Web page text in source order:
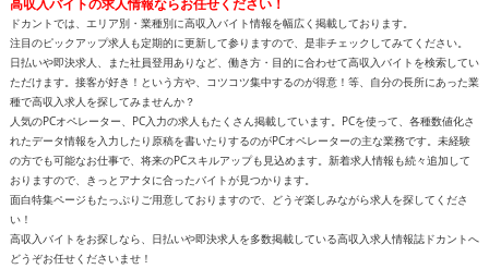
ドカントでは、エリア別・業種別に高収入バイト情報を幅広く掲載しております。
注目のピックアップ求人も定期的に更新して参りますので、是非チェックしてみてください。
日払いや即決求人、また社員登用ありなど、働き方・目的に合わせて高収入バイトを検索してい
ただけます。接客が好き！という方や、コツコツ集中するのが得意！等、自分の長所にあった業
種で高収入求人を探してみませんか？
人気のPCオペレーター、PC入力の求人もたくさん掲載しています。PCを使って、各種数値化さ
れたデータ情報を入力したり原稿を書いたりするのがPCオペレーターの主な業務です。未経験
の方でも可能なお仕事で、将来のPCスキルアップも見込めます。新着求人情報も続々追加して
おりますので、きっとアナタに合ったバイトが見つかります。
面白特集ページもたっぷりご用意しておりますので、どうぞ楽しみながら求人を探してくださ
い！
高収入バイトをお探しなら、日払いや即決求人を多数掲載している高収入求人情報誌ドカントへ
どうぞお任せくださいませ！